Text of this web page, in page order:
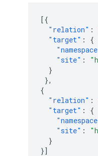
[{
"relation" :
"target" :
{
"site" :
}
},
{
"relation" :
"target" :
{
"site" :
}
}]